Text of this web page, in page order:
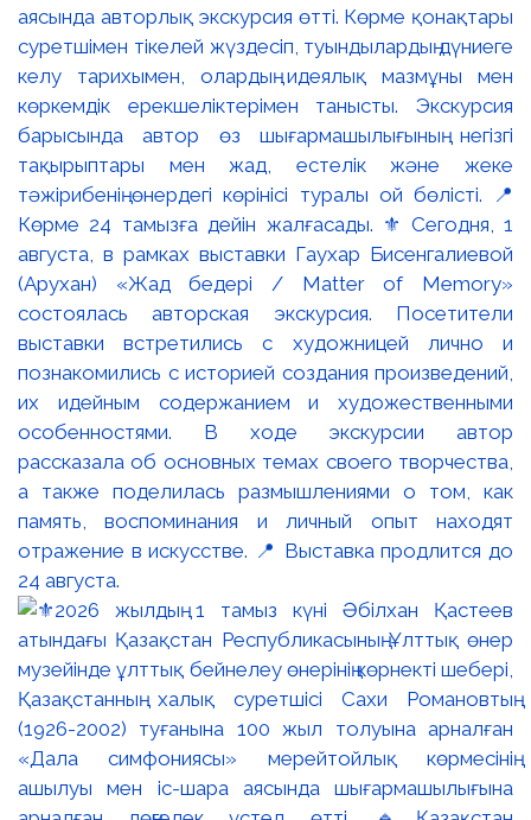
аясында авторлық экскурсия өтті. Көрме қонақтары
суретшімен тікелей жүздесіп, туындылардың дүниеге
келу тарихымен, олардың идеялық мазмұны мен
көркемдік ерекшеліктерімен танысты. Экскурсия
барысында автор өз шығармашылығының негізгі
тақырыптары мен жад, естелік және жеке
тәжірибенің өнердегі көрінісі туралы ой бөлісті. 📍
Көрме 24 тамызға дейін жалғасады. ⚜️ Сегодня, 1
августа, в рамках выставки Гаухар Бисенгалиевой
(Арухан) «Жад бедері / Matter of Memory»
состоялась авторская экскурсия. Посетители
выставки встретились с художницей лично и
познакомились с историей создания произведений,
их идейным содержанием и художественными
особенностями. В ходе экскурсии автор
рассказала об основных темах своего творчества,
а также поделилась размышлениями о том, как
память, воспоминания и личный опыт находят
отражение в искусстве. 📍 Выставка продлится до
24 августа.